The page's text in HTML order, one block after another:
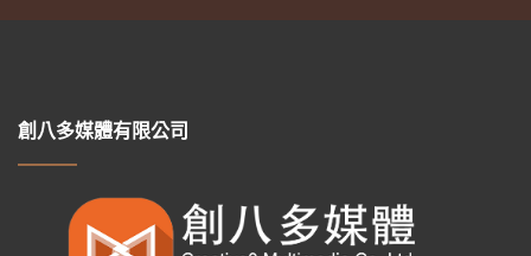
創八多媒體有限公司